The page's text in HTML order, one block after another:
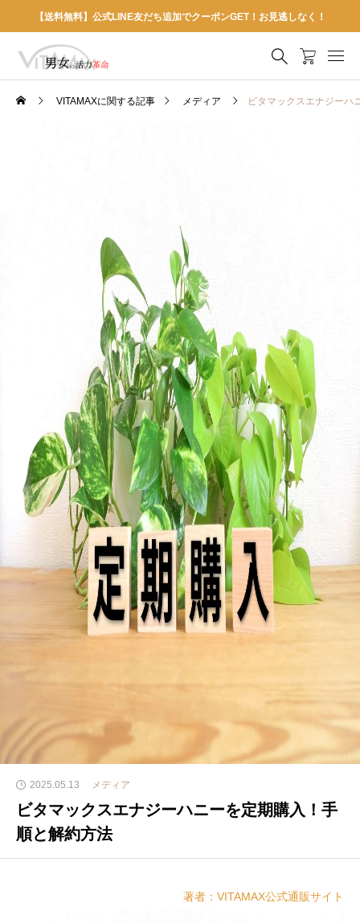
【送料無料】公式LINE友だち追加でクーポンGET！お見逃しなく！
VITAMAXに関する記事 メディア ビタマックスエナジーハ
2025.05.13 メディア
ビタマックスエナジーハニーを定期購入！手
順と解約方法
著者：VITAMAX公式通販サイト